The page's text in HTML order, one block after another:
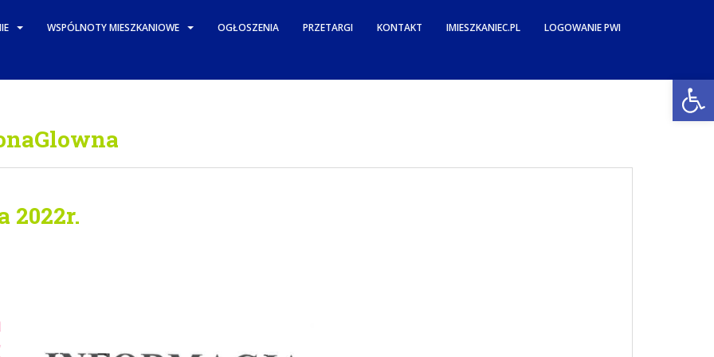
Open toolbar
WSPÓLNOTY MIESZKANIOWE OGŁOSZENIA PRZETARGI KONTAKT IMIESZKANIEC.PL LOGOWANIE PWI
2022r.